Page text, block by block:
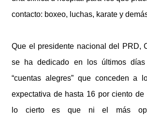
contacto: boxeo, luchas, karate y
Que el presidente nacional del PRD,
se ha dedicado en los últimos
“cuentas alegres” que conceden a
expectativa de hasta 16 por ciento de
lo cierto es que ni el más